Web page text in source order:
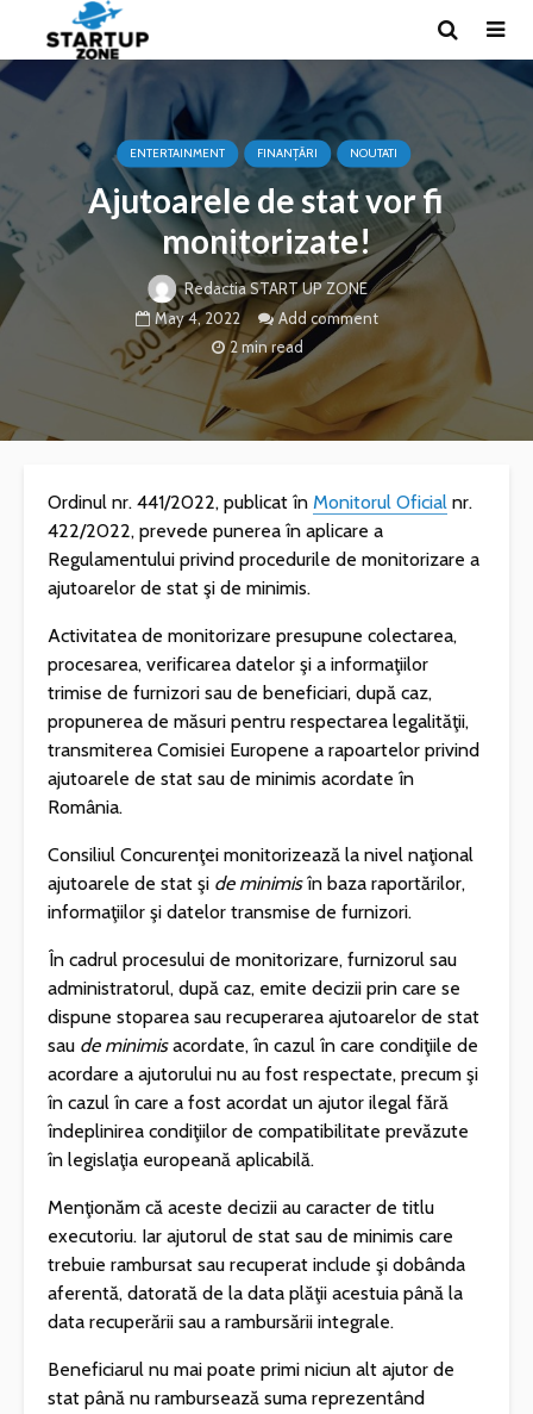
ENTERTAINMENT FINANȚĂRI NOUTATI
Ajutoarele de stat vor fi
monitorizate!
Redactia START UP ZONE
May 4, 2022
Add comment
2 min read
Ordinul nr. 441/2022, publicat în Monitorul Oficial nr.
422/2022, prevede punerea în aplicare a
Regulamentului privind procedurile de monitorizare a
ajutoarelor de stat şi de minimis.
Activitatea de monitorizare presupune colectarea,
procesarea, verificarea datelor şi a informaţiilor
trimise de furnizori sau de beneficiari, după caz,
propunerea de măsuri pentru respectarea legalităţii,
transmiterea Comisiei Europene a rapoartelor privind
ajutoarele de stat sau de minimis acordate în
România.
Consiliul Concurenţei monitorizează la nivel naţional
ajutoarele de stat şi de minimisîn baza raportărilor,
informaţiilor şi datelor transmise de furnizori.
În cadrul procesului de monitorizare, furnizorul sau
administratorul, după caz, emite decizii prin care se
dispune stoparea sau recuperarea ajutoarelor de stat
sau de minimisacordate, în cazul în care condiţiile de
acordare a ajutorului nu au fost respectate, precum şi
în cazul în care a fost acordat un ajutor ilegal fără
îndeplinirea condiţiilor de compatibilitate prevăzute
în legislaţia europeană aplicabilă.
Menţionăm că aceste decizii au caracter de titlu
executoriu. Iar ajutorul de stat sau de minimis care
trebuie rambursat sau recuperat include şi dobânda
aferentă, datorată de la data plăţii acestuia până la
data recuperării sau a rambursării integrale.
Beneficiarul nu mai poate primi niciun alt ajutor de
stat până nu rambursează suma reprezentând